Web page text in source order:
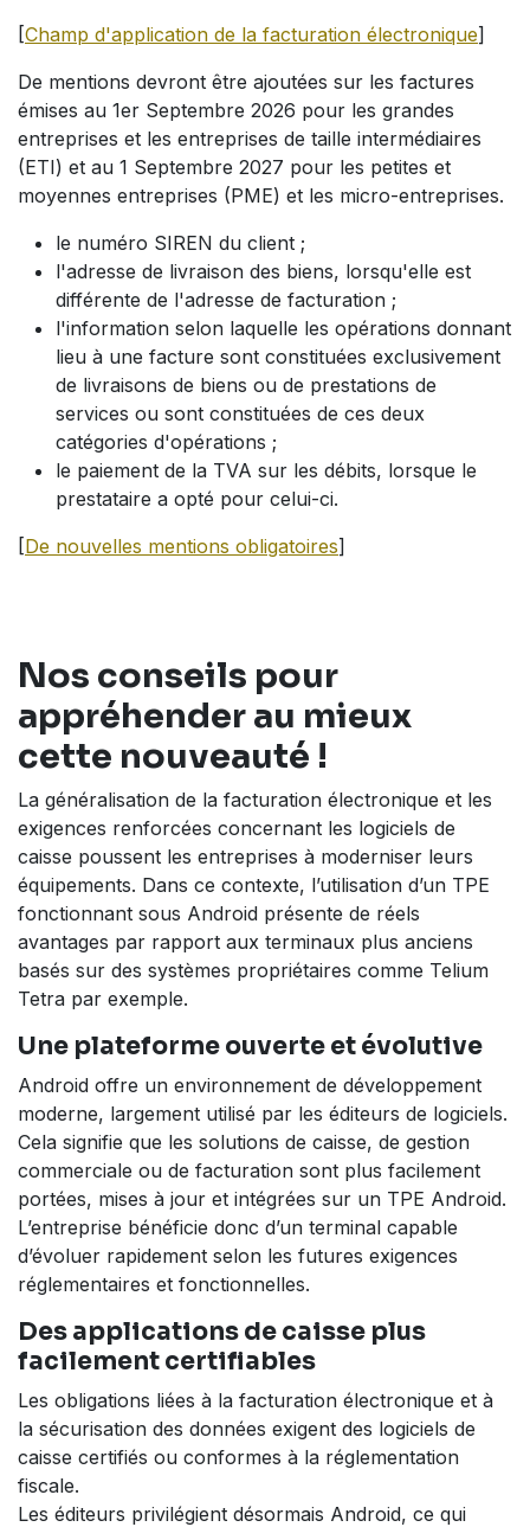
[Champ d'application de la facturation électronique]
De mentions devront être ajoutées sur les factures
émises au 1er Septembre 2026 pour les grandes
entreprises et les entreprises de taille intermédiaires
(ETI) et au 1 Septembre 2027 pour les petites et
moyennes entreprises (PME) et les micro-entreprises.
le numéro SIREN du client ;
l'adresse de livraison des biens, lorsqu'elle est
différente de l'adresse de facturation ;
l'information selon laquelle les opérations donnant
lieu à une facture sont constituées exclusivement
de livraisons de biens ou de prestations de
services ou sont constituées de ces deux
catégories d'opérations ;
le paiement de la TVA sur les débits, lorsque le
prestataire a opté pour celui-ci.
[De nouvelles mentions obligatoires]
Nos conseils pour
appréhender au mieux
cette nouveauté !
La généralisation de la facturation électronique et les
exigences renforcées concernant les logiciels de
caisse poussent les entreprises à moderniser leurs
équipements. Dans ce contexte, l’utilisation d’un TPE
fonctionnant sous Android présente de réels
avantages par rapport aux terminaux plus anciens
basés sur des systèmes propriétaires comme Telium
Tetra par exemple.
Une plateforme ouverte et évolutive
Android offre un environnement de développement
moderne, largement utilisé par les éditeurs de logiciels.
Cela signifie que les solutions de caisse, de gestion
commerciale ou de facturation sont plus facilement
portées, mises à jour et intégrées sur un TPE Android.
L’entreprise bénéficie donc d’un terminal capable
d’évoluer rapidement selon les futures exigences
réglementaires et fonctionnelles.
Des applications de caisse plus
facilement certifiables
Les obligations liées à la facturation électronique et à
la sécurisation des données exigent des logiciels de
caisse certifiés ou conformes à la réglementation
fiscale.
Les éditeurs privilégient désormais Android, ce qui